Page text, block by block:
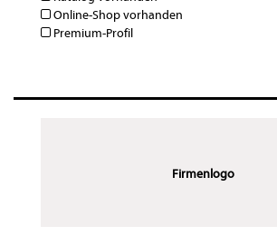
Online-Shop vorhanden
Premium-Profil
Firmenlogo